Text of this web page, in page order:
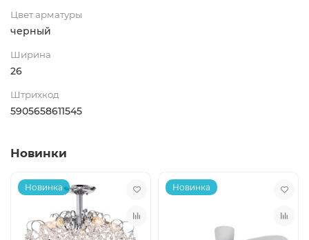
Цвет арматуры
черный
Ширина
26
Штрихкод
5905658611545
Новинки
Новинка Новинка